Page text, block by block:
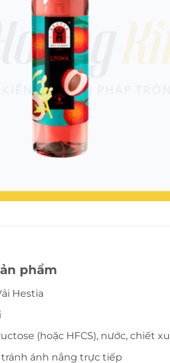
phẩm
Hestia
(hoặc HFCS), nước, chiết
tránh ánh nắng trực tiếp